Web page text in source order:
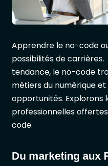
Apprendre le no-code
possibilités de carrières.
tendance, le no-code
métiers du numérique
opportunités. Explorons
professionnelles
code.
Du marketing aux